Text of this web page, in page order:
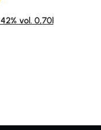
von 5 Sternen
vol. 0,70l